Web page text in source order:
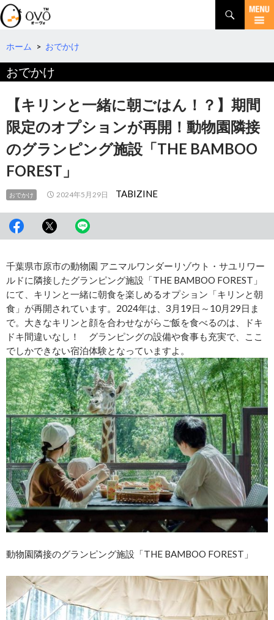
検
索
コ
テ
ツ
へ
ホーム > おでかけ
おでかけ
【キリンと一緒に朝ごはん！？】期間
限定のオプションが再開！動物園隣接
のグランピング施設「THE BAMBOO
FOREST」
おでかけ 2024年5月29日 TABIZINE
千葉県市原市の動物園 アニマルワンダーリゾウト・サユリワー
ルドに隣接したグランピング施設「THE BAMBOO FOREST」
にて、キリンと一緒に朝食を楽しめるオプション「キリンと朝
食」が再開されています。2024年は、3月19日～10月29日ま
で。大きなキリンと顔を合わせながらご飯を食べるのは、ドキ
ドキ間違いなし！ グランピングの設備や食事も充実で、ここ
でしかできない宿泊体験となっていますよ。
動物園隣接のグランピング施設「THE BAMBOO FOREST」